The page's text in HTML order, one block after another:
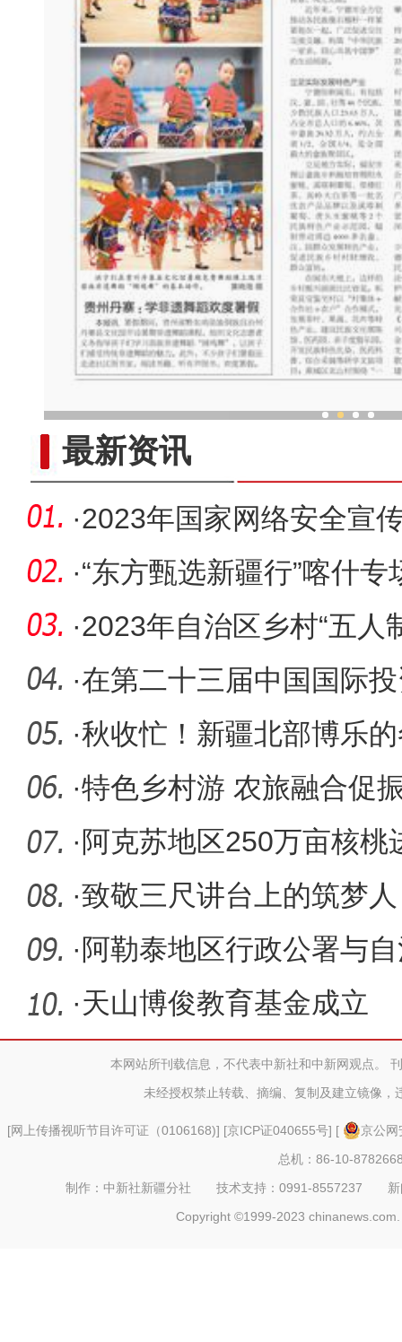
最新资讯
·2023年国家网络安全宣
动
·“东方甄选新疆行”喀什专
·2023年自治区乡村“五人
（南赛区
·在第二十三届中国国际
什地区叫
·秋收忙！新疆北部博乐
富瓜”
·特色乡村游 农旅融合促
· 阿克苏地区250万亩核桃
·致敬三尺讲台上的筑梦
展多彩活
· 阿勒泰地区行政公署与
局就标准
·天山博俊教育基金成立
本网站所刊载信息，不代表中新社和中新网观点。
未经授权禁止转载、摘编、复制及建立镜像，
[网上传播视听节目许可证（0106168)] [京ICP证040655号] [
京公
总机：86-10-
制作：中新社新疆分社 技术支持：0991-8557237
Copyright ©1999-2023